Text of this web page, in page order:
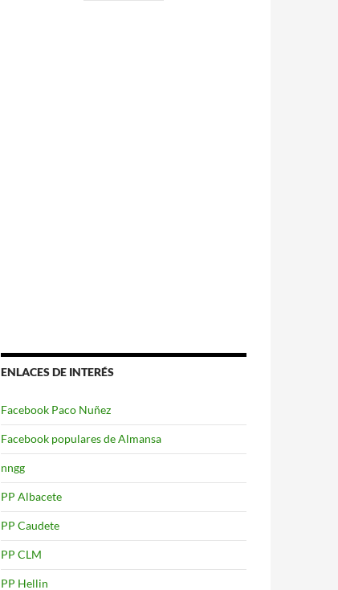
ENLACES DE INTERÉS
Facebook Paco Nuñez
Facebook populares de Almansa
nngg
PP Albacete
PP Caudete
PP CLM
PP Hellin